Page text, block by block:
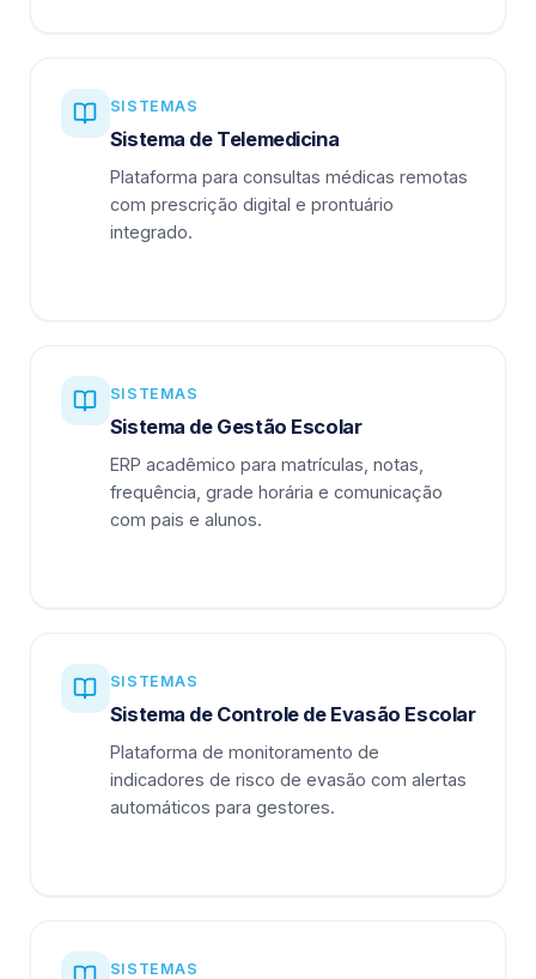
SISTEMAS
Sistema de Telemedicina
Plataforma para consultas médicas remotas
com prescrição digital e prontuário
integrado.
SISTEMAS
Sistema de Gestão Escolar
ERP acadêmico para matrículas, notas,
frequência, grade horária e comunicação
com pais e alunos.
SISTEMAS
Sistema de Controle de Evasão Escolar
Plataforma de monitoramento de
indicadores de risco de evasão com alertas
automáticos para gestores.
SISTEMAS